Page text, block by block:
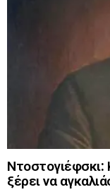
Ντοστογιέφσκι:
ξέρει να